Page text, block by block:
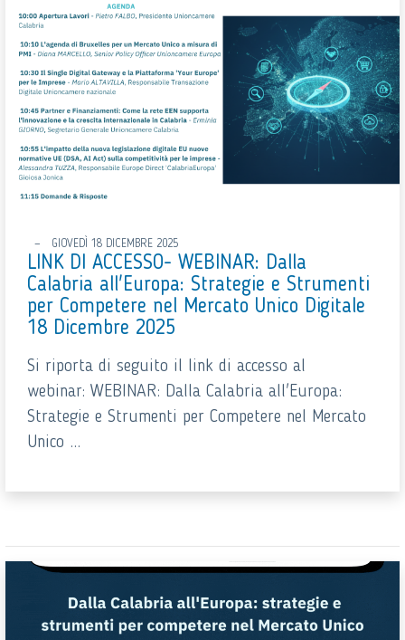
GIOVEDÌ 18 DICEMBRE 2025
LINK DI ACCESSO- WEBINAR: Dalla
Calabria all'Europa: Strategie e Strumenti
per Competere nel Mercato Unico Digitale
18 Dicembre 2025
Si riporta di seguito il link di accesso al
webinar: WEBINAR: Dalla Calabria all'Europa:
Strategie e Strumenti per Competere nel Mercato
Unico ...